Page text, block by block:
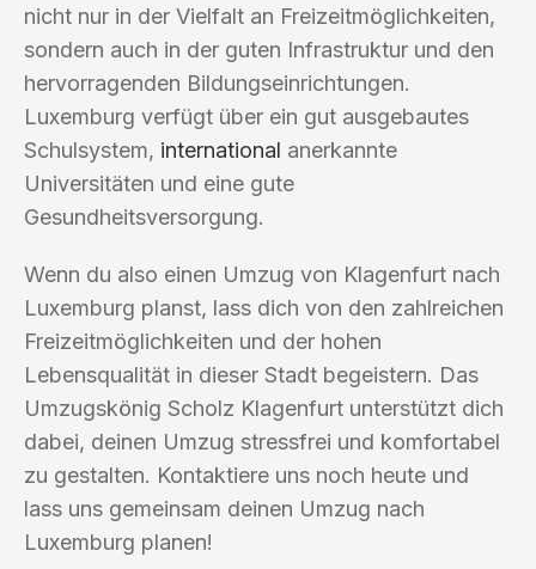
nicht nur in der Vielfalt an Freizeitmöglichkeiten,
sondern auch in der guten Infrastruktur und den
hervorragenden Bildungseinrichtungen.
Luxemburg verfügt über ein gut ausgebautes
Schulsystem, international anerkannte
Universitäten und eine gute
Gesundheitsversorgung.
Wenn du also einen Umzug von Klagenfurt nach
Luxemburg planst, lass dich von den zahlreichen
Freizeitmöglichkeiten und der hohen
Lebensqualität in dieser Stadt begeistern. Das
Umzugskönig Scholz Klagenfurt unterstützt dich
dabei, deinen Umzug stressfrei und komfortabel
zu gestalten. Kontaktiere uns noch heute und
lass uns gemeinsam deinen Umzug nach
Luxemburg planen!